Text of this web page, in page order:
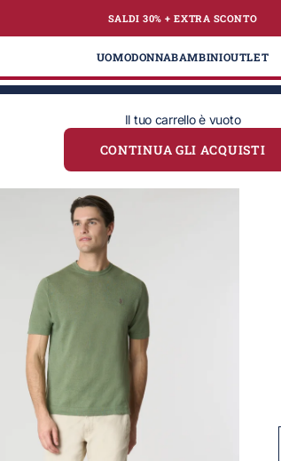
SALDI 30% + EXTRA SCONTO
UOMODONNABAMBINIOUTLET
Il tuo carrello è vuoto
CONTINUA GLI ACQUISTI